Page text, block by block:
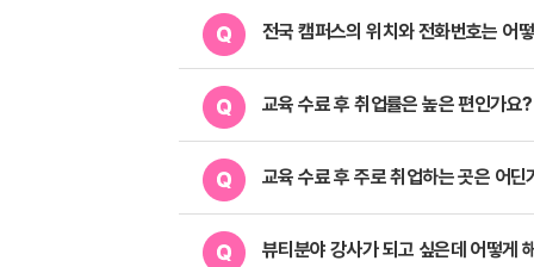
전국 캠퍼스의 위치와 전화번호는 어
교육 수료 후 취업률은 높은 편인가요?
교육 수료 후 주로 취업하는 곳은 어딘
뷰티분야 강사가 되고 싶은데 어떻게